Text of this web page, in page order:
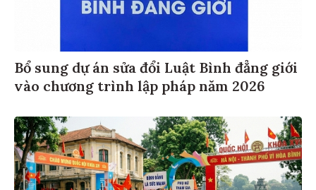
Bổ sung dự án sửa đổi Luật Bình đẳng giới
vào chương trình lập pháp năm 2026